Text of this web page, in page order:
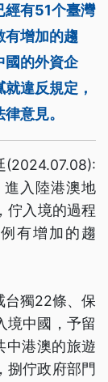
經有51个臺灣
有增加的趨
國的外資企
違反規定，
意見。
(2024.07.08):
進入陸港澳地
佇入境的過程
有增加的趨
台獨22條、保
境中國，予留
中港澳的旅遊
捌佇政府部門